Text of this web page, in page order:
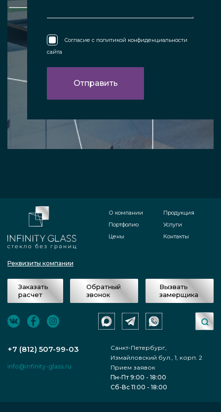
Согласие с политикой конфиденциальности
сайта
Реквизиты компании
О компании
Портфолио
Цены
Продукция
Услуги
Контакты
Заказать
расчет
Обратный
звонок
Вызвать
замерщика
+7 (812) 507-99-03
Санкт-Петербург,
Измайловский бул., 1, корп. 2
info@infinity-glass.ru
Прием заявок
Пн-Пт 9:00 - 18:00
Сб-Вс 11:00 - 18:00